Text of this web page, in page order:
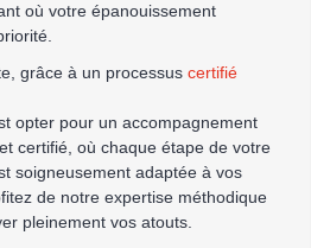
où votre épanouissement
grâce à un processus certifié
opter pour un accompagnement
certifié, où chaque étape de votre
soigneusement adaptée à vos
de notre expertise méthodique
pleinement vos atouts.